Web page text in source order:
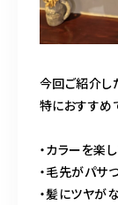
今回ご紹介し
特におすすめ
・カラーを楽
・毛先がパサ
・髪にツヤが